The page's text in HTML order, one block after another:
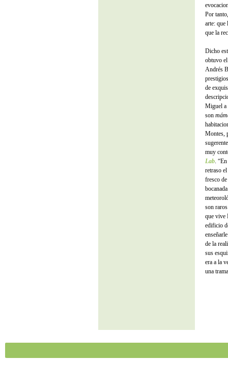
Por
arte: que
que la
Dicho
obtuvo
Andrés
de
Miguel a
son
Montes,
muy
Lab.
retraso
fresco
son
que vive
edificio
de la
sus
era a la
una